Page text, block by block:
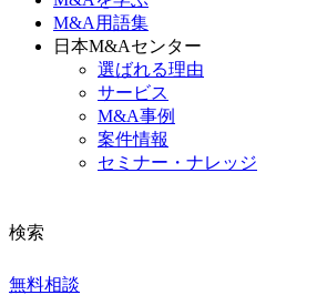
M&A用語集
日本M&Aセンター
選ばれる理由
サービス
M&A事例
案件情報
セミナー・ナレッジ
検索
無料相談